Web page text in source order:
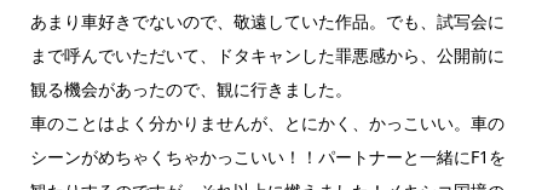
あまり車好きでないので、敬遠していた作品。でも、試写会に
まで呼んでいただいて、ドタキャンした罪悪感から、公開前に
観る機会があったので、観に行きました。
車のことはよく分かりませんが、とにかく、かっこいい。車の
シーンがめちゃくちゃかっこいい！！パートナーと一緒にF1を